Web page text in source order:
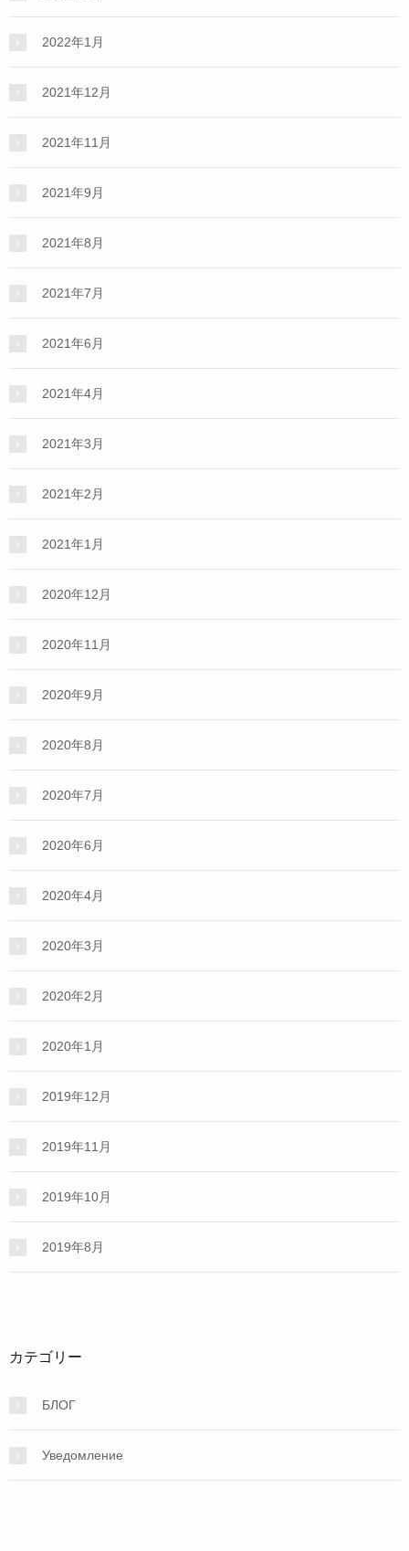
2022年1月
2021年12月
2021年11月
2021年9月
2021年8月
2021年7月
2021年6月
2021年4月
2021年3月
2021年2月
2021年1月
2020年12月
2020年11月
2020年9月
2020年8月
2020年7月
2020年6月
2020年4月
2020年3月
2020年2月
2020年1月
2019年12月
2019年11月
2019年10月
2019年8月
カテゴリー
БЛОГ
Уведомление